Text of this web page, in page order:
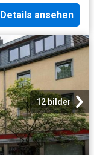
Details ansehen
12 bilder